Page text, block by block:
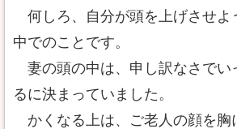
何しろ、自分が頭を上げさせよ
中でのことです。
妻の頭の中は、申し訳なさでい
るに決まっていました。
かくなる上は、ご老人の顔を胸